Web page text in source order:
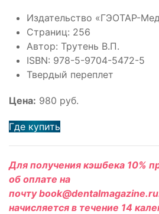
Издательство «ГЭОТАР-
Страниц: 256
Автор: Трутень В.П.
ISBN: 978-5-9704-5472-5
Твердый переплет
Цена: 980 руб.
Где купить
Для получения кэшбека 10%
об оплате на
почту
начисляется в течение 14